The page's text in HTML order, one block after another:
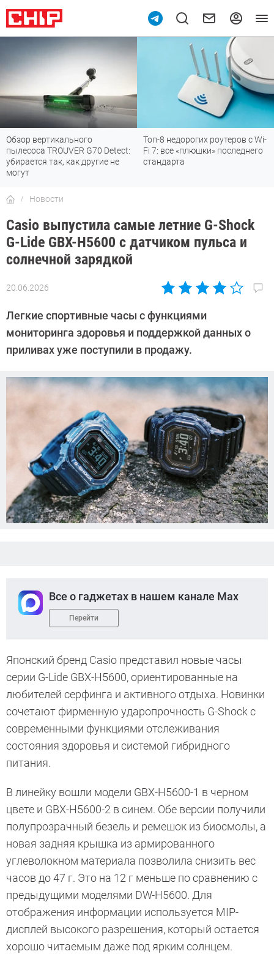
Обзор вертикального
пылесоса TROUVER G70 Detect:
убирается так, как другие не
могут
Топ-8 недорогих роутеров с Wi-
Fi 7: все «плюшки» последнего
стандарта
Новости
Casio выпустила самые летние G-Shock
G-Lide GBX-H5600 с датчиком пульса и
солнечной зарядкой
20.06.2026
Автор:
Довлатова
Легкие спортивные часы с функциями
мониторинга здоровья и поддержкой данных о
приливах уже поступили в продажу.
Все о гаджетах в нашем канале Max
Перейти
Японский бренд Casio представил новые часы
серии G-Lide GBX-H5600, ориентированные на
любителей серфинга и активного отдыха. Новинки
сочетают фирменную ударопрочность G-Shock с
современными функциями отслеживания
состояния здоровья и системой гибридного
питания.
В линейку вошли модели GBX-H5600-1 в черном
цвете и GBX-H5600-2 в синем. Обе версии получили
полупрозрачный безель и ремешок из биосмолы, а
новая задняя крышка из армированного
углеволокном материала позволила снизить вес
часов до 47 г. Это на 12 г меньше по сравнению с
предыдущими моделями DW-H5600. Для
отображения информации используется MIP-
дисплей высокого разрешения, который остается
хорошо читаемым даже под ярким солнцем.